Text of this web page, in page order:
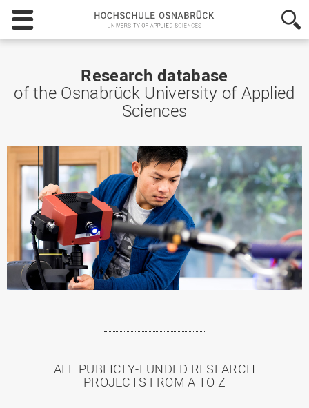
Hochschule
Osnabrück
-
Sciences
Research database
of the Osnabrück University of Applied
Sciences
ALL PUBLICLY-FUNDED RESEARCH
PROJECTS FROM A TO Z